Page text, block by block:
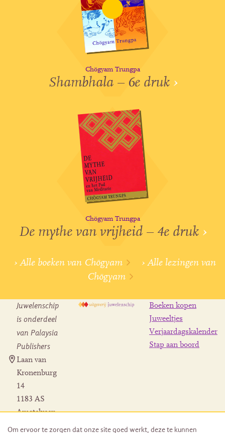
Chögyam Trungpa
Shambhala – 6e druk ›
Chögyam Trungpa
De mythe van vrijheid – 4e druk ›
› Alle boeken van Chögyam
› Alle lezingen van
Chögyam
Juwelenschip
is onderdeel
van Palaysia
Publishers
Laan van
Kronenburg
14
1183 AS
Amstelveen
Boeken kopen
Juweeltjes
Verjaardagskalender
Stap aan boord
Om ervoor te zorgen dat onze site goed werkt, deze te kunnen